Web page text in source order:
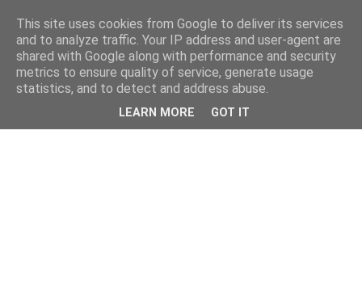
This site uses cookies from Google to deliver its services
and to analyze traffic. Your IP address and user-agent are
shared with Google along with performance and security
metrics to ensure quality of service, generate usage
statistics, and to detect and address abuse.
LEARN MORE GOT IT